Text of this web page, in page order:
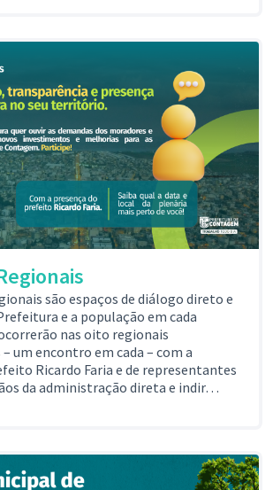
são espaços de diálogo direto e
e a população em cada
nas oito regionais
um encontro em cada – com a
Ricardo Faria e de representantes
da administração direta e indir…